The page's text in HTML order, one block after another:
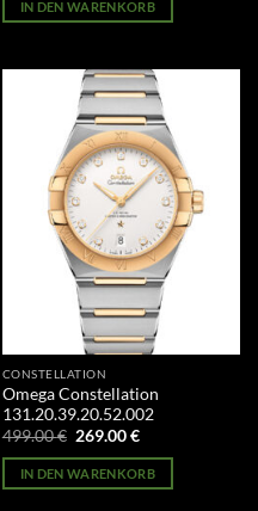
499.00 €269.00 €.
IN DEN WARENKORB
CONSTELLATION
Omega Constellation
131.20.39.20.52.002
499.00€ Ursprünglicher
war:
499.00 €
269.00€Aktueller
ist:
269.00 €.
IN DEN WARENKORB